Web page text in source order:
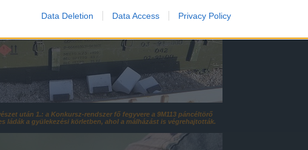
Data Deletion Data Access Privacy Policy
után 1.: a Konkursz-rendszer fő fegyvere a 9M113 páncéltörő
ládák a gyülekezési körletben, ahol a málházást is végrehajtották.